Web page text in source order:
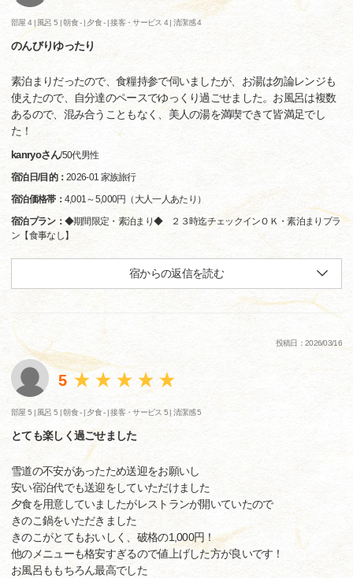
部屋 4 | 風呂 5 |朝食 - | 夕食 - |接客・サービス 4 |清潔感 4
のんびりゆったり
素泊まりだったので、食糧持参で伺いましたが、お湯は勿論レンジも
使えたので、自分達のペースでゆっくり過ごせました。お風呂は複数
あるので、混み合うこともなく、美人の湯を満喫できて皆満足でし
た！
kanryoさん/50代男性
宿泊日/目的：2026-01 家族旅行
宿泊価格帯： 4,001～5,000円（大人一人あたり）
宿泊プラン： ◆期間限定・素泊まり◆ ２３時迄チェックインＯＫ・素泊まりプラ
ン【食事なし】
宿からの返信を読む
投稿日：2026/03/16
5
部屋 5 | 風呂 5 |朝食 - | 夕食 - |接客・サービス 5 |清潔感 5
とても楽しく過ごせました
雪道の不安があったため送迎をお願いし
安い宿泊代でも送迎をしていただけました
夕食を用意していましたがレストランが開いていたので
きのこ鍋をいただきました
きのこがとてもおいしく、破格の1,000円！
他のメニューも格安すぎるので値上げした方が良いです！
お風呂ももちろん最高でした